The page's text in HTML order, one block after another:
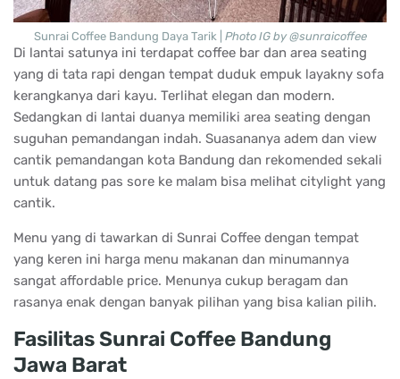
Sunrai Coffee Bandung Daya Tarik | Photo IG by @sunraicoffee
Di lantai satunya ini terdapat coffee bar dan area seating
yang di tata rapi dengan tempat duduk empuk layakny sofa
kerangkanya dari kayu. Terlihat elegan dan modern.
Sedangkan di lantai duanya memiliki area seating dengan
suguhan pemandangan indah. Suasananya adem dan view
cantik pemandangan kota Bandung dan rekomended sekali
untuk datang pas sore ke malam bisa melihat citylight yang
cantik.
Menu yang di tawarkan di Sunrai Coffee dengan tempat
yang keren ini harga menu makanan dan minumannya
sangat affordable price. Menunya cukup beragam dan
rasanya enak dengan banyak pilihan yang bisa kalian pilih.
Fasilitas Sunrai Coffee Bandung
Jawa Barat